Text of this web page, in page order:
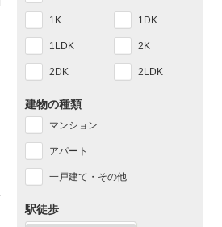
1K 1DK
1LDK 2K
2DK 2LDK
建物の種類
マンション
アパート
一戸建て・その他
駅徒歩